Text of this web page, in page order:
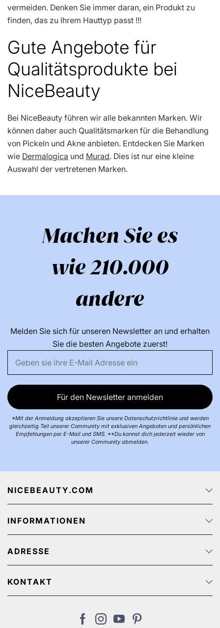
vermeiden. Denken Sie immer daran, ein Produkt zu
finden, das zu Ihrem Hauttyp passt !!!
Gute Angebote für
Qualitätsprodukte bei
NiceBeauty
Bei NiceBeauty führen wir alle bekannten Marken. Wir
können daher auch Qualitätsmarken für die Behandlung
von Pickeln und Akne anbieten. Entdecken Sie Marken
wie Dermalogica und Murad. Dies ist nur eine kleine
Auswahl der vertretenen Marken.
Machen Sie es
wie 210.000
andere
Melden Sie sich für unseren Newsletter an und erhalten
Sie die besten Angebote zuerst!
Für den Newsletter anmelden
*Mit der Anmeldung akzeptieren Sie unsere Datenschutzrichtlinie und werden
gleichzeitig Teil unserer Community mit exklusiven Angeboten und persönlichen
Empfehlungen per E-Mail und SMS. **Du kannst dich jederzeit wieder von
unserer Community abmelden.
NICEBEAUTY.COM
Über uns
Jobs
Sendungsverfolgung
INFORMATIONEN
AGB
Personenbezogener Datenschutz
Rücksendung
ADRESSE
Stærevej 2,
6705 Esbjerg, Denmark
KONTAKT